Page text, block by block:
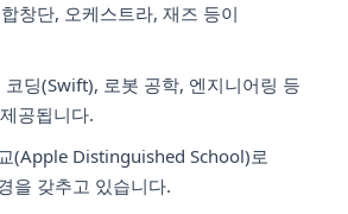
창단, 오케스트라, 재즈 등이
딩(Swift), 로봇 공학, 엔지니어링 등
공됩니다.
(Apple Distinguished School)로
을 갖추고 있습니다.